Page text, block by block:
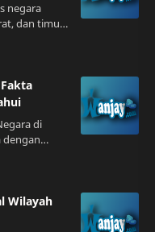
negara
dan timur
di
dengan
selalu
kamu
Wilayah